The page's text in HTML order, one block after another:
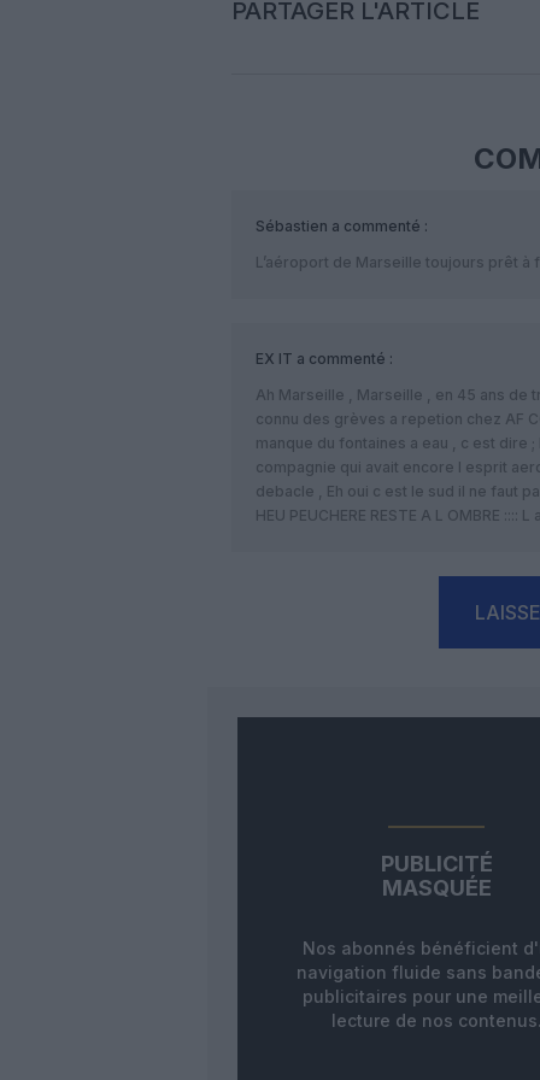
PARTAGER L'ARTICLE
Sébastien a commenté :
L’aéroport de Marseille toujours prêt à
EX IT a commenté :
Ah Marseille , Marseille , en 45 ans de
connu des grèves a repetion chez AF
manque du fontaines a eau , c est dire
compagnie qui avait encore l esprit
debacle , Eh oui c est le sud il ne faut
HEU PEUCHERE RESTE A L OMBRE ::::
PUBLICITÉ
MASQUÉE
Nos abonnés bénéficient
navigation fluide sans
publicitaires pour une
lecture de nos contenus.